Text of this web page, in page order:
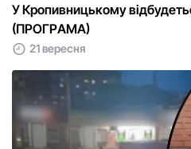
У Кpопивницькому
(ПPОГPАМА)
21 вересня